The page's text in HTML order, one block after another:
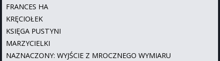
FRANCES HA
KRĘCIOŁEK
KSIĘGA PUSTYNI
MARZYCIELKI
NAZNACZONY: WYJŚCIE Z MROCZNEGO WYMIARU